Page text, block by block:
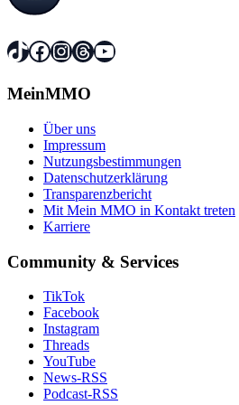
TikTok
Facebook
Instagram
Threads
YouTube
MeinMMO
Über uns
Impressum
Nutzungsbestimmungen
Datenschutzerklärung
Transparenzbericht
Mit Mein MMO in Kontakt treten
Karriere
Community & Services
TikTok
Facebook
Instagram
Threads
YouTube
News-RSS
Podcast-RSS